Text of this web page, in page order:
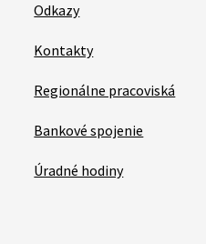
Odkazy
Kontakty
Regionálne pracoviská
Bankové spojenie
Úradné hodiny